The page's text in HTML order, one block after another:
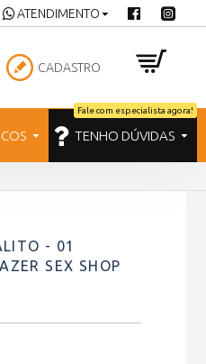
ATENDIMENTO
CADASTRO
TENHO DÚVIDAS
Fale com especialista agora!
- 01
SEX SHOP